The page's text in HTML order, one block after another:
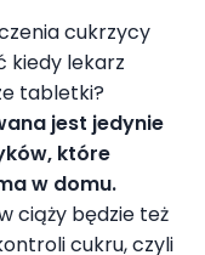
cukrzycy
kiedy lekarz
tabletki?
jest jedynie
które
w domu.
ciąży będzie też
cukru, czyli